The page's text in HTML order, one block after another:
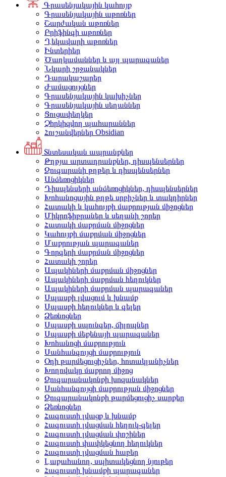
Գրասենյակային կահույք
Գրասենյակային աթոռներ
Շարժական աթոռներ
Բրիֆինգի աթոռներ
Ղեկավարի աթոռներ
Ինտերիեր
Ծաղկամաններ և այլ պարագաներ
Նկարի շրջանակներ
Դարակաշարեր
Ժամացույցներ
Գրասենյակային կախիչներ
Գրասենյակային սեղաններ
Ցուցափեղկեր
Չհրկիզվող պահարաններ
Հուշանվերներ Obsidian
Տնտեսական ապրանքներ
Թղթյա արտադրանքներ, դիսպենսերներ
Զուգարանի թղթեր և դիսպենսերներ
Անձեռոցիկներ
Դիսպենսերի անձեռոցիկներ, դիսպենսերներ
Խոհանոցային թղթե սրբիչներ և տակդիրներ
Հատակի և կահույքի մաքրության միջոցներ
Միկրոֆիբրաներ և սեղանի շորեր
Հատակի մաքրման միջոցներ
Կահույքի մաքրման միջոցներ
Մաքրության պարագաներ
Գորգերի մաքրման միջոցներ
Հատակի շորեր
Ապակիների մաքրման միջոցներ
Ապակիների մաքրման հեղուկներ
Ապակիների մաքրման պարագաներ
Սպասքի լվացում և խնամք
Սպասքի հեղուկներ և գելեր
Ձեռնոցներ
Սպասքի սպունգեր, ճիլոպներ
Սպասքի մեքենայի պարագաներ
Խոհանոցի մաքրություն
Սանհանգույցի մաքրություն
Օդի թարմեցուցիչներ, հոտակլանիչներ
Խողովակը մաքրող միջոց
Զուգարանակոնքի խոզանակներ
Սանհանգույցի մաքրության միջոցներ
Զուգարանակոնքի թարմեցուցիչ սարքեր
Ձեռնոցներ
Հագուստի լվացք և խնամք
Հագուստի լվացման հեղուկ-գելեր
Հագուստի լվացման փոշիներ
Հագուստի փափկեցնող հեղուկներ
Հագուստի լվացման հաբեր
Լաքահանող, սպիտակեցնող նյութեր
Հագուստի խնամքի պարագաներ